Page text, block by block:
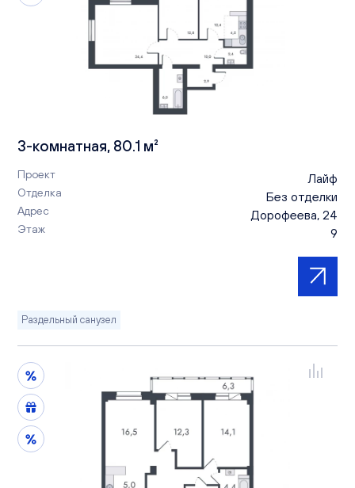
3-комнатная, 80.1 м²
Проект Лайф
Отделка Без отделки
Адрес Дорофеева, 24
Этаж 9
Раздельный санузел